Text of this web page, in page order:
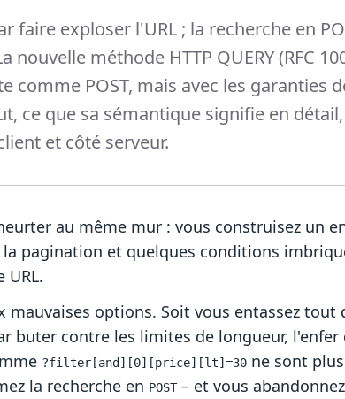
faire exploser l'URL ; la recherche en
nouvelle méthode HTTP QUERY (RFC
comme POST, mais avec les garanties
ce que sa sémantique signifie en
et côté serveur.
au même mur : vous construisez un
pagination et quelques conditions
mauvaises options. Soit vous entassez tout
buter contre les limites de longueur,
?filter[and][0][price][lt]=30 ne sont
la recherche en POST– et vous